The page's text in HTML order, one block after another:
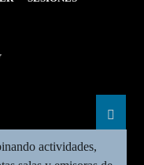
actividades,